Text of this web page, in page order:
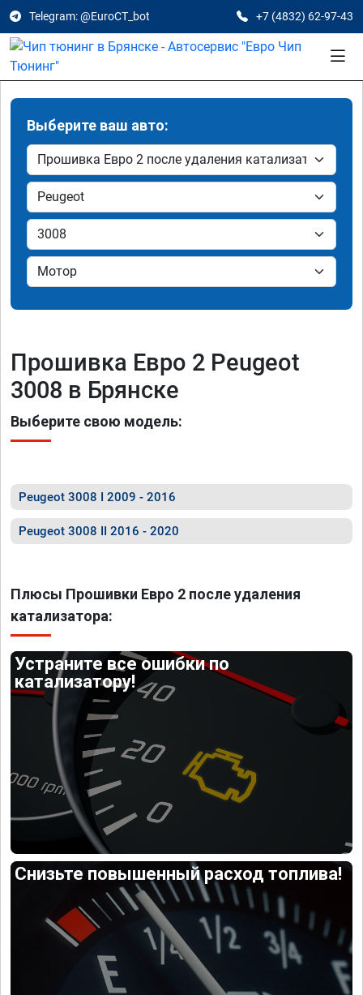
Telegram: @EuroCT_bot +7 (4832) 62-97-43
Выберите ваш авто:
Прошивка Евро 2 Peugeot
3008 в Брянске
Выберите свою модель:
Peugeot 3008 I 2009 - 2016
Peugeot 3008 II 2016 - 2020
Плюсы Прошивки Евро 2 после удаления
катализатора:
Устраните все ошибки по
катализатору!
Снизьте повышенный расход топлива!